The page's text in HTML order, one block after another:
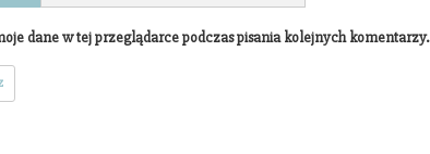
dane w tej przeglądarce podczas pisania kolejnych komentarzy.